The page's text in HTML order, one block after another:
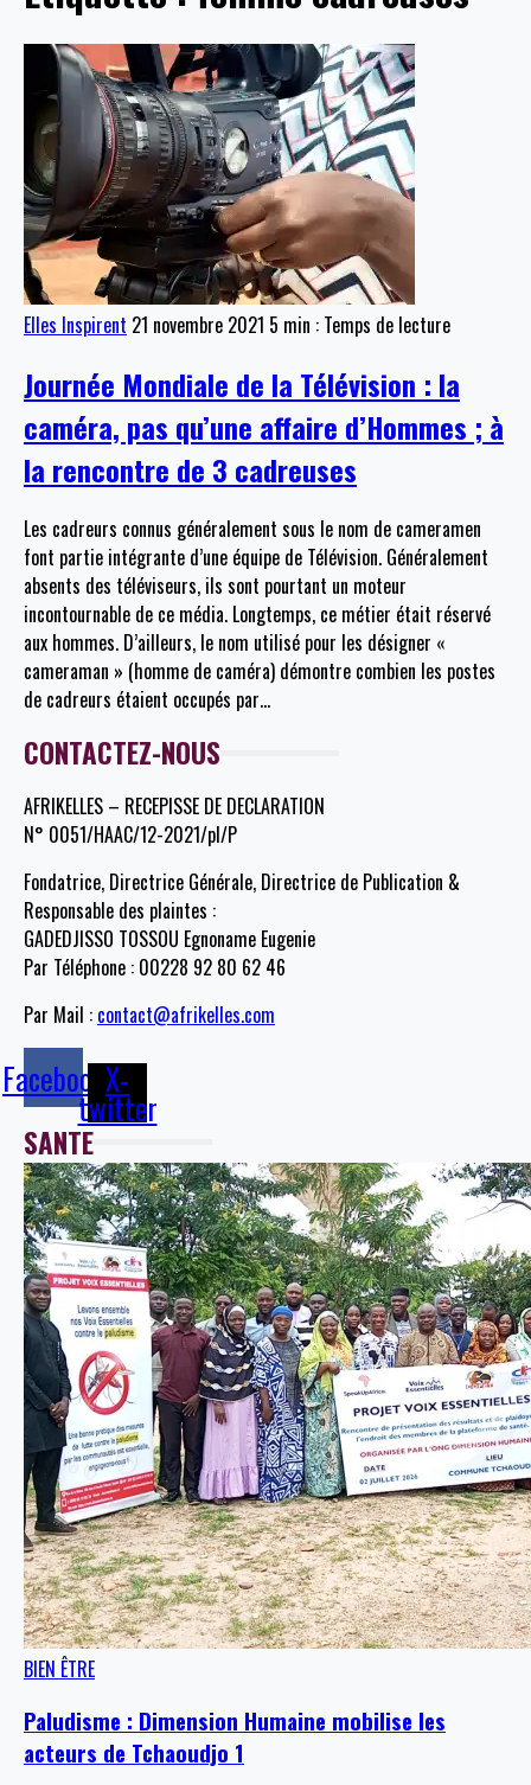
Elles Inspirent 21 novembre 2021 5 min : Temps de lecture
Journée Mondiale de la Télévision : la
caméra, pas qu’une affaire d’Hommes ; à
la rencontre de 3 cadreuses
Les cadreurs connus généralement sous le nom de cameramen
font partie intégrante d’une équipe de Télévision. Généralement
absents des téléviseurs, ils sont pourtant un moteur
incontournable de ce média. Longtemps, ce métier était réservé
aux hommes. D’ailleurs, le nom utilisé pour les désigner «
cameraman » (homme de caméra) démontre combien les postes
de cadreurs étaient occupés par…
CONTACTEZ-NOUS
AFRIKELLES – RECEPISSE DE DECLARATION
N° 0051/HAAC/12-2021/pl/P
Fondatrice, Directrice Générale, Directrice de Publication &
Responsable des plaintes :
GADEDJISSO TOSSOU Egnoname Eugenie
Par Téléphone : 00228 92 80 62 46
Par Mail : contact@afrikelles.com
FacebookX-
twitter
SANTE
BIEN ÊTRE
Paludisme : Dimension Humaine mobilise les
acteurs de Tchaoudjo 1